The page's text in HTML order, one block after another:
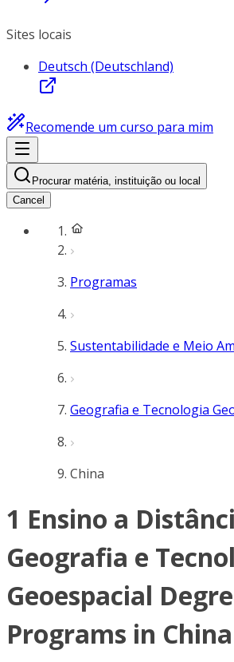
Sites locais
Deutsch (Deutschland)
Recomende um curso para mim
Procurar matéria, instituição ou local
Cancel
Programas
Sustentabilidade e Meio
Geografia e Tecnologia
China
1 Ensino a
Geografia e
Geoespacial
Programs in China